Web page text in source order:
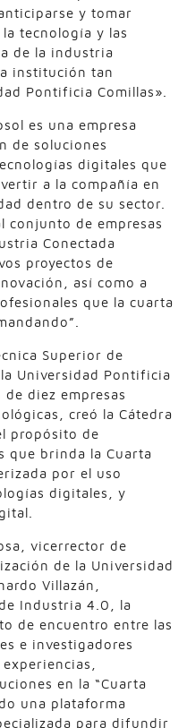
y tomar
tecnología y las
de la industria
institución tan
Pontificia Comillas».
es una empresa
de soluciones
digitales que
a la compañía en
dentro de su sector.
conjunto de empresas
Conectada
proyectos de
así como a
que la cuarta
Superior de
Universidad Pontificia
diez empresas
creó la Cátedra
propósito de
que brinda la Cuarta
por el uso
digitales, y
vicerrector de
de la Universidad
Villazán,
Industria 4.0, la
de encuentro entre las
e investigadores
en la “Cuarta
una plataforma
para difundir